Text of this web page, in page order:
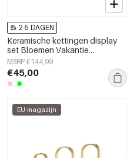
2-5 DAGEN
Keramische kettingen display
set Bloemen Vakantie
Dagelijkse Romantische Serie
Damessieraden
MSRP €144,99
€45,00
EU-magazijn